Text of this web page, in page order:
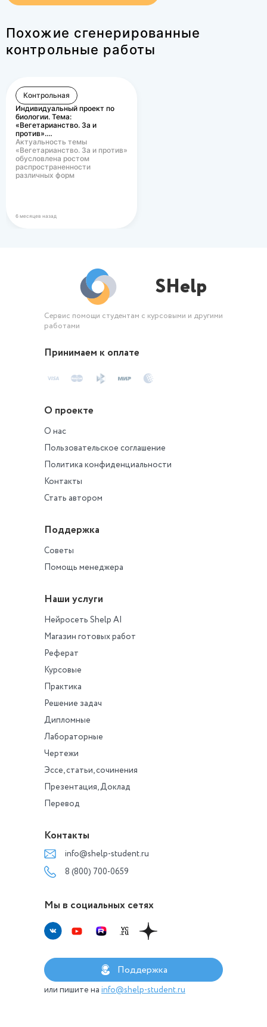
Похожие сгенерированные
контрольные работы
Контрольная
Индивидуальный проект по
биологии. Тема:
«Вегетарианство. За и
против».…
Актуальность темы
«Вегетарианство. За и против»
обусловлена ростом
распространенности
различных форм
6 месяцев назад
SHelp
Сервис помощи студентам с курсовыми и другими
работами
Принимаем к оплате
О проекте
О нас
Пользовательское соглашение
Политика конфиденциальности
Контакты
Стать автором
Поддержка
Советы
Помощь менеджера
Наши услуги
Нейросеть Shelp AI
Магазин готовых работ
Реферат
Курсовые
Практика
Решение задач
Дипломные
Лабораторные
Чертежи
Эссе, статьи, сочинения
Презентация, Доклад
Перевод
Контакты
info@shelp-student.ru
8 (800) 700-0659
Мы в социальных сетях
Поддержка
или пишите на info@shelp-student.ru